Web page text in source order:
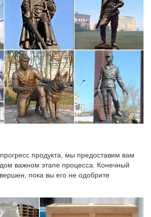
продукта, мы предоставим вам
важном этапе процесса. Конечный
пока вы его не одобрите